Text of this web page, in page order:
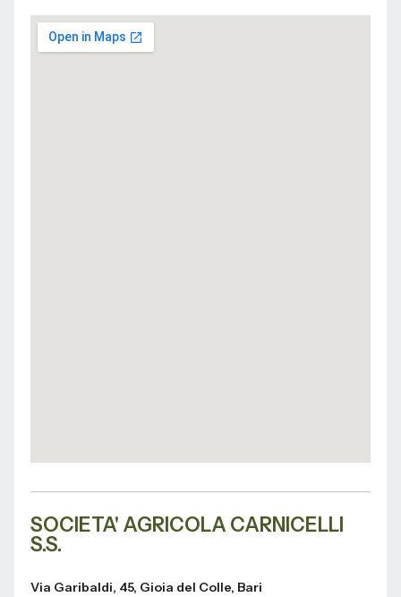
SOCIETA' AGRICOLA CARNICELLI
S.S.
Via Garibaldi, 45, Gioia del Colle, Bari